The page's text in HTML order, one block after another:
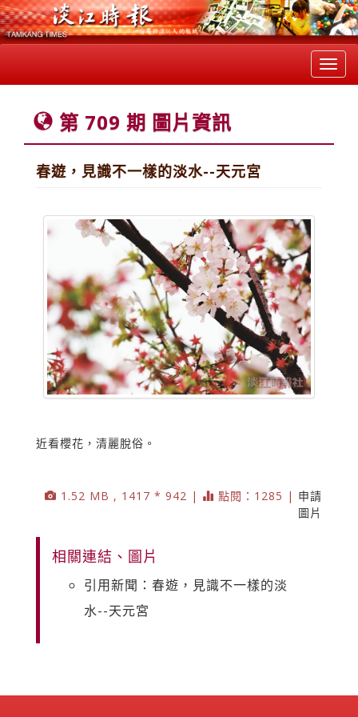
第 709 期 圖片資訊
春遊，見識不一樣的淡水--天元宮
近看櫻花，清麗脫俗。
1.52 MB , 1417 * 942 | 點閱：1285 | 申請
圖片
相關連結、圖片
引用新聞：春遊，見識不一樣的淡
水--天元宮